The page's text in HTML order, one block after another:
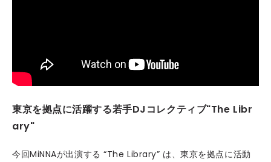
東京を拠点に活躍する若手DJコレクティブ"The Libr
ary"
今回MiNNAが出演する “The Library” は、東京を拠点に活動